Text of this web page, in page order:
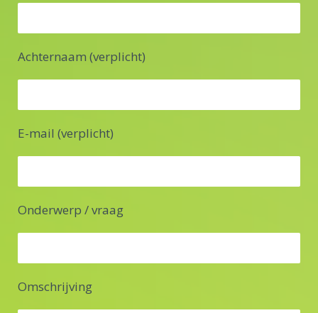
Achternaam (verplicht)
E-mail (verplicht)
Onderwerp / vraag
Omschrijving